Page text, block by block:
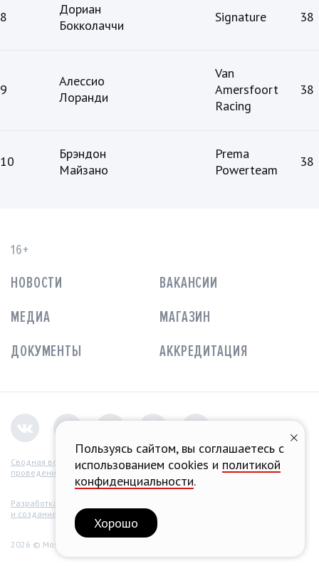
8
Дориан
Бокколаччи
Signature 38
9
Алессио
Лоранди
Van
Amersfoort
Racing
38
10
Брэндон
Майзано
Prema
Powerteam
38
16+
НОВОСТИ
ВАКАНСИИ
МЕДИА
МАГАЗИН
ДОКУМЕНТЫ
АККРЕДИТАЦИЯ
Сводная ведомость
проведения СОУТ
Разработка концепции
и создание сайта
2026 © Moscow Raceway.
Пользуясь сайтом, вы соглашаетесь с
использованием cookies и политикой
конфиденциальности.
Хорошо